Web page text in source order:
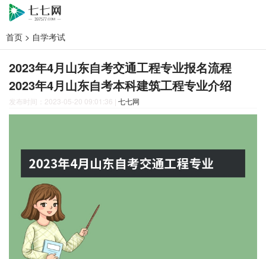
首页 > 自学考试
2023年4月山东自考交通工程专业报名流程
2023年4月山东自考本科建筑工程专业介绍
发布时间：2023-05-20 09:01:36 | 七七网